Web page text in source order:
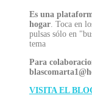
Es una
hogar. Toca en
pulsas sólo en
tema
Para
VISITA EL